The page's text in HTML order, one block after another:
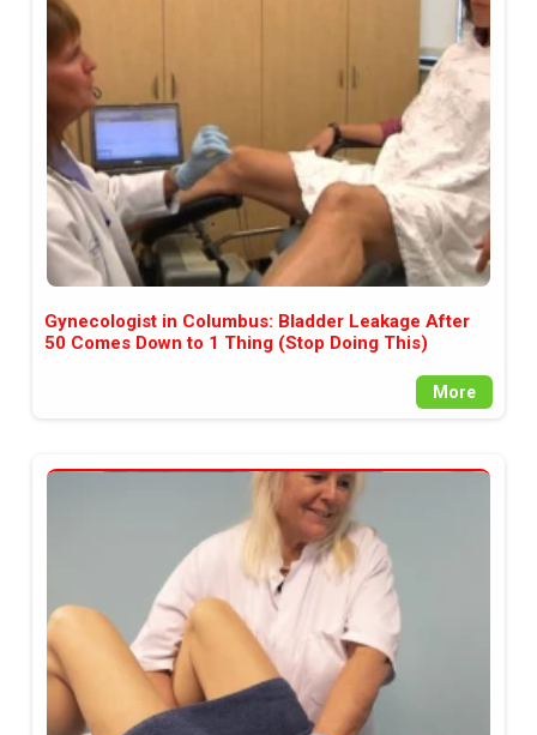
Gynecologist in Columbus: Bladder Leakage After
50 Comes Down to 1 Thing (Stop Doing This)
More